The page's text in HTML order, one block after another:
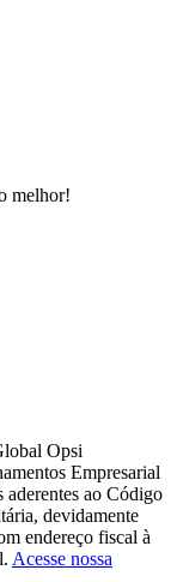
melhor!
Opsi
Empresarial
ao Código
devidamente
endereço fiscal à
Acesse nossa